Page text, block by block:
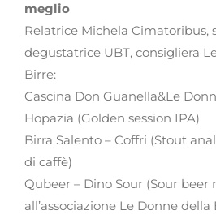
meglio
Relatrice Michela Cimatoribus,
degustatrice UBT, consigliera
Birre:
Cascina Don Guanella&Le
Hopazia (Golden session IPA)
Birra Salento – Coffri (Stout
di caffè)
Qubeer – Dino Sour (Sour beer
all’associazione Le Donne della